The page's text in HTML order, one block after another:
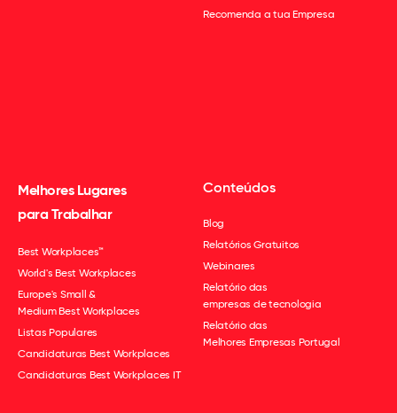
Recomenda a tua Empresa
Melhores Lugares
para Trabalhar
Best Workplaces™
World's Best Workplaces
Europe's Small &
Medium Best Workplaces
Listas Populares
Candidaturas Best Workplaces
Candidaturas Best Workplaces IT
Conteúdos
Blog
Relatórios Gratuitos
Webinares
Relatório das
empresas de tecnologia
Relatório das
Melhores Empresas Portugal